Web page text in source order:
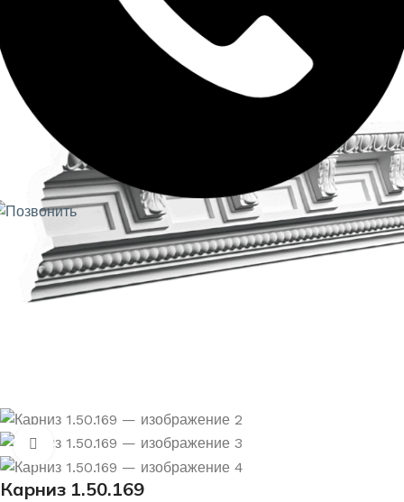
Нажмите, чтобы увеличить
Карниз 1.50.169